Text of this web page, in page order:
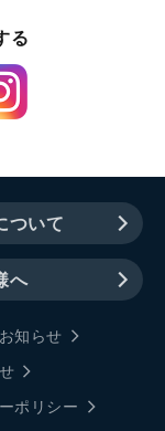
る
ついて
へ
知らせ
ポリシー